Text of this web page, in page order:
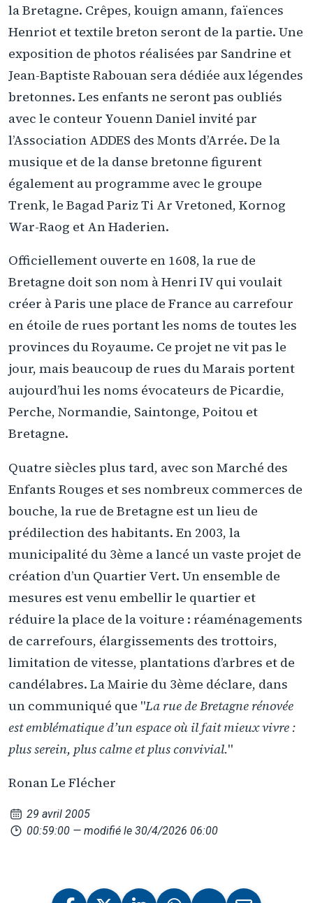
la Bretagne. Crêpes, kouign amann, faïences
Henriot et textile breton seront de la partie. Une
exposition de photos réalisées par Sandrine et
Jean-Baptiste Rabouan sera dédiée aux légendes
bretonnes. Les enfants ne seront pas oubliés
avec le conteur Youenn Daniel invité par
l’Association ADDES des Monts d’Arrée. De la
musique et de la danse bretonne figurent
également au programme avec le groupe
Trenk, le Bagad Pariz Ti Ar Vretoned, Kornog
War-Raog et An Haderien.
Officiellement ouverte en 1608, la rue de
Bretagne doit son nom à Henri IV qui voulait
créer à Paris une place de France au carrefour
en étoile de rues portant les noms de toutes les
provinces du Royaume. Ce projet ne vit pas le
jour, mais beaucoup de rues du Marais portent
aujourd’hui les noms évocateurs de Picardie,
Perche, Normandie, Saintonge, Poitou et
Bretagne.
Quatre siècles plus tard, avec son Marché des
Enfants Rouges et ses nombreux commerces de
bouche, la rue de Bretagne est un lieu de
prédilection des habitants. En 2003, la
municipalité du 3ème a lancé un vaste projet de
création d’un Quartier Vert. Un ensemble de
mesures est venu embellir le quartier et
réduire la place de la voiture : réaménagements
de carrefours, élargissements des trottoirs,
limitation de vitesse, plantations d’arbres et de
candélabres. La Mairie du 3ème déclare, dans
un communiqué que "La rue de Bretagne rénovée
est emblématique d’un espace où il fait mieux vivre :
plus serein, plus calme et plus convivial."
Ronan Le Flécher
29 avril 2005
00:59:00 — modifié le 30/4/2026 06:00